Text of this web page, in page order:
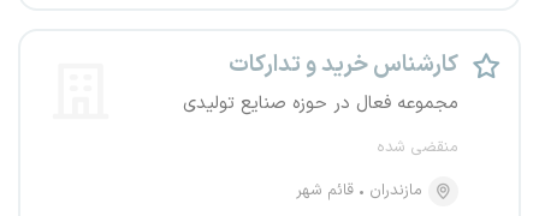
کارشناس خرید و تدارکات
مجموعه فعال در حوزه صنایع تولیدی
منقضی شده
مازندران
قائم شهر